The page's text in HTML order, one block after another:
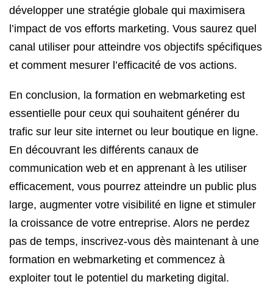
développer une stratégie globale qui maximisera
l’impact de vos efforts marketing. Vous saurez quel
canal utiliser pour atteindre vos objectifs spécifiques
et comment mesurer l’efficacité de vos actions.
En conclusion, la formation en webmarketing est
essentielle pour ceux qui souhaitent générer du
trafic sur leur site internet ou leur boutique en ligne.
En découvrant les différents canaux de
communication web et en apprenant à les utiliser
efficacement, vous pourrez atteindre un public plus
large, augmenter votre visibilité en ligne et stimuler
la croissance de votre entreprise. Alors ne perdez
pas de temps, inscrivez-vous dès maintenant à une
formation en webmarketing et commencez à
exploiter tout le potentiel du marketing digital.